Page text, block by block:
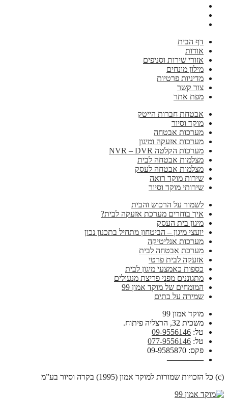
דף הבית
אודות
אזורי שירות וסניפים
מילון מונחים
מדיניות פרטיות
צור קשר
מפת אתר
אבטחת חברות הייטק
מוקד וסיור
מערכות אבטחה
מערכות אזעקה ומיגון
מערכות הקלטה NVR – DVR
מצלמות אבטחה לבית
מצלמות אבטחה לעסק
שירות מוקד רואה
שירותי מוקד וסיור
לשמור על הרכוש והבית
איך בוחרים מערכת אזעקה לבית?
מיגון בית העסק
יועצי מיגון – הביטחון מתחיל בתכנון נכון
מערכות אנליטיקה
מערכת אבטחה לבית
אזעקה לבית פרטי
כספות כאמצעי מיגון לבית
מתגוננים מפני פריצת מנעולים
המומחים של מוקד אמון 99
שמירה על בתים
מוקד אמון 99
משכית 32, הרצליה פיתוח.
טל: 09-9556146
טל: 077-9556146
פקס: 09-9585870
————–
(c) כל הזכויות שמורות למוקד אמון (1995) בקרה וסיור בע”מ